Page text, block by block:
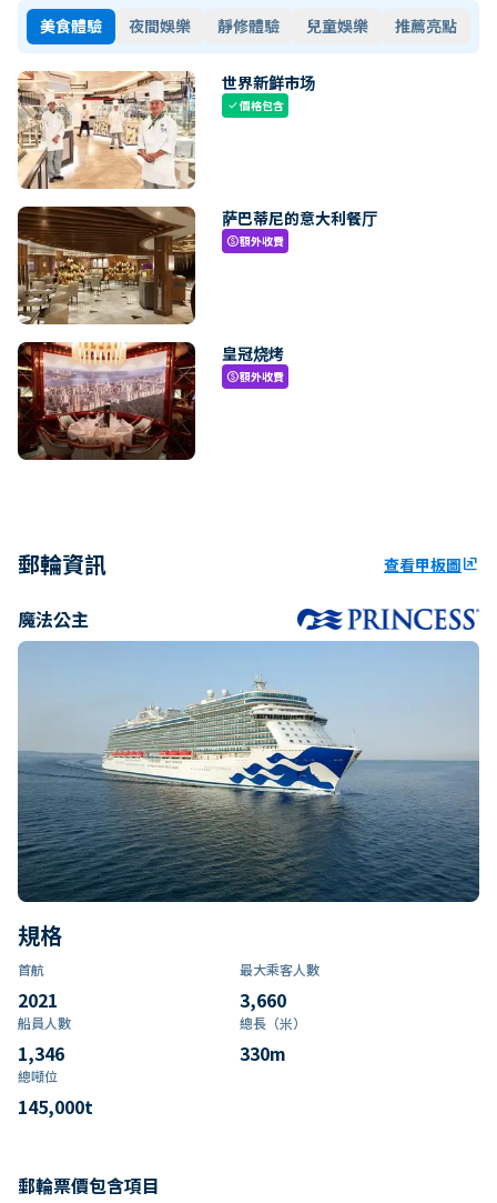
美食體驗 夜間娛樂 靜修體驗 兒童娛樂 推薦亮點
世界新鲜市场
check價格包含
萨巴蒂尼的意大利餐厅
paid額外收費
皇冠烧烤
paid額外收費
郵輪資訊 查看甲板圖ungroup
魔法公主
規格
首航
2021
最大乘客人數
3,660
船員人數
1,346
總長（米）
330m
總噸位
145,000t
郵輪票價包含項目